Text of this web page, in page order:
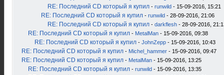
RE: Последний CD который я купил - runwild - 15-09-2016, 15:21
RE: Последний CD который я купил - runwild - 28-09-2016, 21:06
RE: Последний CD который я купил - darkflesh - 28-09-2016,
RE: Последний CD который я купил - MetalMan - 15-09-2016, 09:38
RE: Последний CD который я купил - JohnZepp - 15-09-2016, 10:43
RE: Последний CD который я купил - Michel_hammer - 15-09-2016, 09:47
RE: Последний CD который я купил - MetalMan - 15-09-2016, 13:25
RE: Последний CD который я купил - runwild - 15-09-2016, 13:35